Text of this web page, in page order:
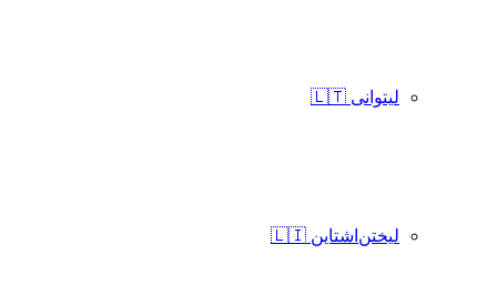
لیتوانی 🇱🇹
لیختن‌اشتاین 🇱🇮